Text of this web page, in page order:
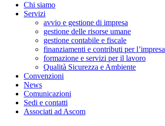
Chi siamo
Servizi
avvio e gestione di impresa
gestione delle risorse umane
gestione contabile e fiscale
finanziamenti e contributi per l’impresa
formazione e servizi per il lavoro
Qualità Sicurezza e Ambiente
Convenzioni
News
Comunicazioni
Sedi e contatti
Associati ad Ascom